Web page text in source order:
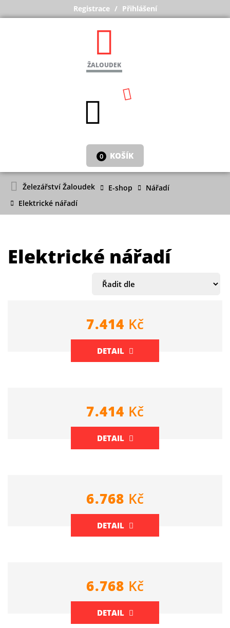
Registrace Přihlášení
ŽALOUDEK
0 KOŠÍK
Železářství Žaloudek E-shop
Nářadí
Elektrické nářadí
Elektrické nářadí
7.414 Kč
DETAIL
7.414 Kč
DETAIL
6.768 Kč
DETAIL
6.768 Kč
DETAIL